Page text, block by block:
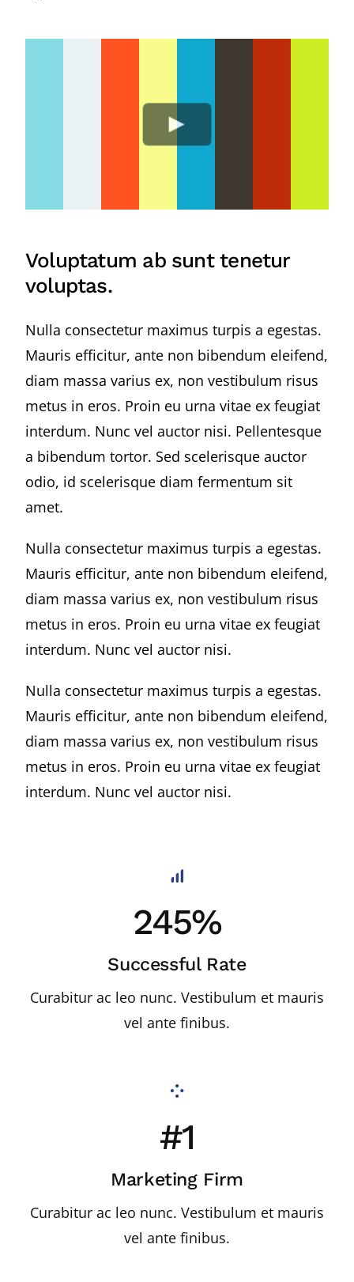
Voluptatum ab sunt tenetur
voluptas.
Nulla consectetur maximus turpis a egestas.
Mauris efficitur, ante non bibendum eleifend,
diam massa varius ex, non vestibulum risus
metus in eros. Proin eu urna vitae ex feugiat
interdum. Nunc vel auctor nisi. Pellentesque
a bibendum tortor. Sed scelerisque auctor
odio, id scelerisque diam fermentum sit
amet.
Nulla consectetur maximus turpis a egestas.
Mauris efficitur, ante non bibendum eleifend,
diam massa varius ex, non vestibulum risus
metus in eros. Proin eu urna vitae ex feugiat
interdum. Nunc vel auctor nisi.
Nulla consectetur maximus turpis a egestas.
Mauris efficitur, ante non bibendum eleifend,
diam massa varius ex, non vestibulum risus
metus in eros. Proin eu urna vitae ex feugiat
interdum. Nunc vel auctor nisi.
245%
Successful Rate
Curabitur ac leo nunc. Vestibulum et mauris
vel ante finibus.
#1
Marketing Firm
Curabitur ac leo nunc. Vestibulum et mauris
vel ante finibus.